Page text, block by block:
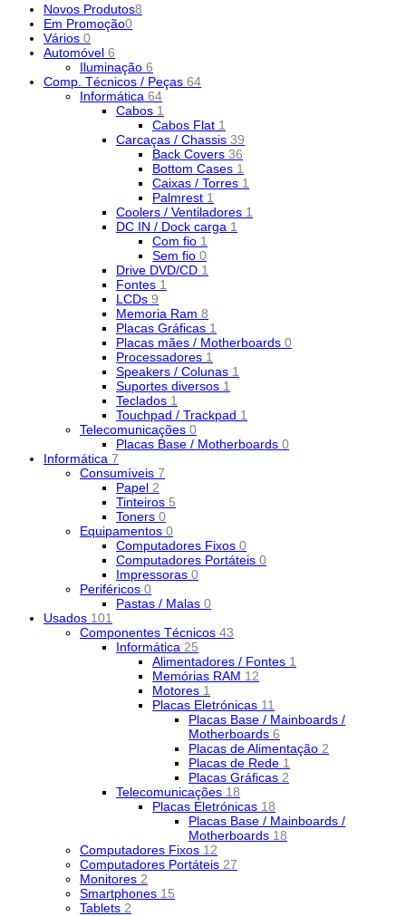
Novos Produtos8
Em Promoção0
Vários 0
Automóvel 6
Iluminação 6
Comp. Técnicos / Peças 64
Informática 64
Cabos 1
Cabos Flat 1
Carcaças / Chassis 39
Back Covers 36
Bottom Cases 1
Caixas / Torres 1
Palmrest 1
Coolers / Ventiladores 1
DC IN / Dock carga 1
Com fio 1
Sem fio 0
Drive DVD/CD 1
Fontes 1
LCDs 9
Memoria Ram 8
Placas Gráficas 1
Placas mães / Motherboards 0
Processadores 1
Speakers / Colunas 1
Suportes diversos 1
Teclados 1
Touchpad / Trackpad 1
Telecomunicações 0
Placas Base / Motherboards 0
Informática 7
Consumíveis 7
Papel 2
Tinteiros 5
Toners 0
Equipamentos 0
Computadores Fixos 0
Computadores Portáteis 0
Impressoras 0
Periféricos 0
Pastas / Malas 0
Usados 101
Componentes Técnicos 43
Informática 25
Alimentadores / Fontes 1
Memórias RAM 12
Motores 1
Placas Eletrónicas 11
Placas Base / Mainboards /
Motherboards 6
Placas de Alimentação 2
Placas de Rede 1
Placas Gráficas 2
Telecomunicações 18
Placas Eletrónicas 18
Placas Base / Mainboards /
Motherboards 18
Computadores Fixos 12
Computadores Portáteis 27
Monitores 2
Smartphones 15
Tablets 2